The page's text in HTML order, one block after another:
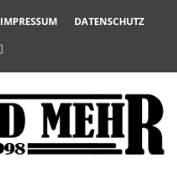
IMPRESSUM DATENSCHUTZ